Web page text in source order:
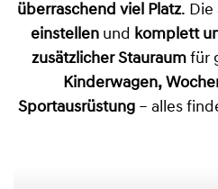
überraschend viel Platz. Die
einstellen und komplett
zusätzlicher Stauraumfür
Kinderwagen,
Sportausrüstung – alles